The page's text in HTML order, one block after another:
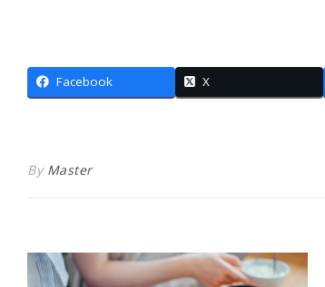
Facebook X
By Master